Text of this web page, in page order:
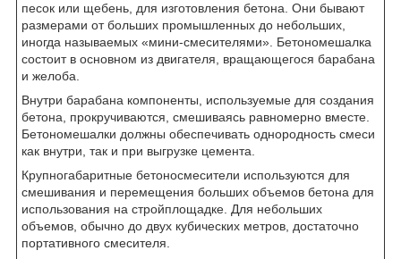
песок или щебень, для изготовления бетона. Они бывают
размерами от больших промышленных до небольших,
иногда называемых «мини-смесителями». Бетономешалка
состоит в основном из двигателя, вращающегося барабана
и желоба.
Внутри барабана компоненты, используемые для создания
бетона, прокручиваются, смешиваясь равномерно вместе.
Бетономешалки должны обеспечивать однородность смеси
как внутри, так и при выгрузке цемента.
Крупногабаритные бетоносмесители используются для
смешивания и перемещения больших объемов бетона для
использования на стройплощадке. Для небольших
объемов, обычно до двух кубических метров, достаточно
портативного смесителя.